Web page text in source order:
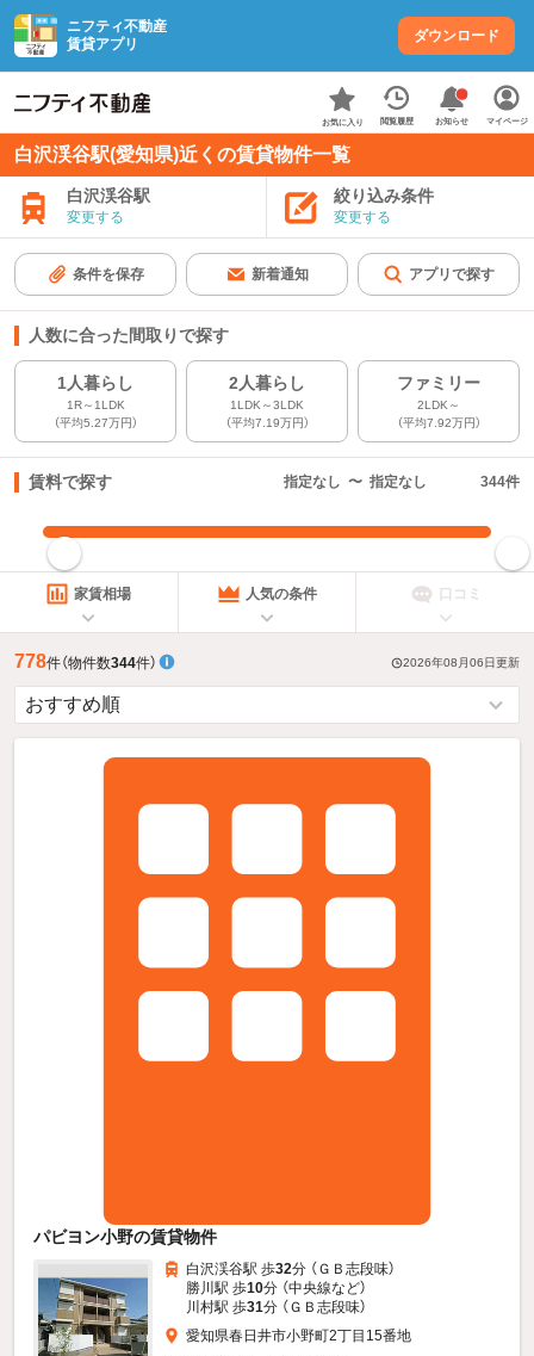
ニフティ不動産
賃貸アプリ
ダウンロード
お気に入り 閲覧履歴 お知らせ マイページ
白沢渓谷駅(愛知県)近くの賃貸物件一覧
白沢渓谷駅
変更する
絞り込み条件
変更する
条件を保存 新着通知 アプリで探す
人数に合った間取りで探す
1人暮らし
1R～1LDK
（平均5.27万円）
2人暮らし
1LDK～3LDK
（平均7.19万円）
ファミリー
2LDK～
（平均7.92万円）
賃料で探す 指定なし 〜 指定なし 344件
指定した賃料で絞り込む
家賃相場 人気の条件 口コミ
778件（物件数344件） 2026年08月06日更新
パビヨン小野の賃貸物件
白沢渓谷駅 歩32分 （ＧＢ志段味）
勝川駅 歩10分 （中央線など）
川村駅 歩31分 （ＧＢ志段味）
愛知県春日井市小野町2丁目15番地